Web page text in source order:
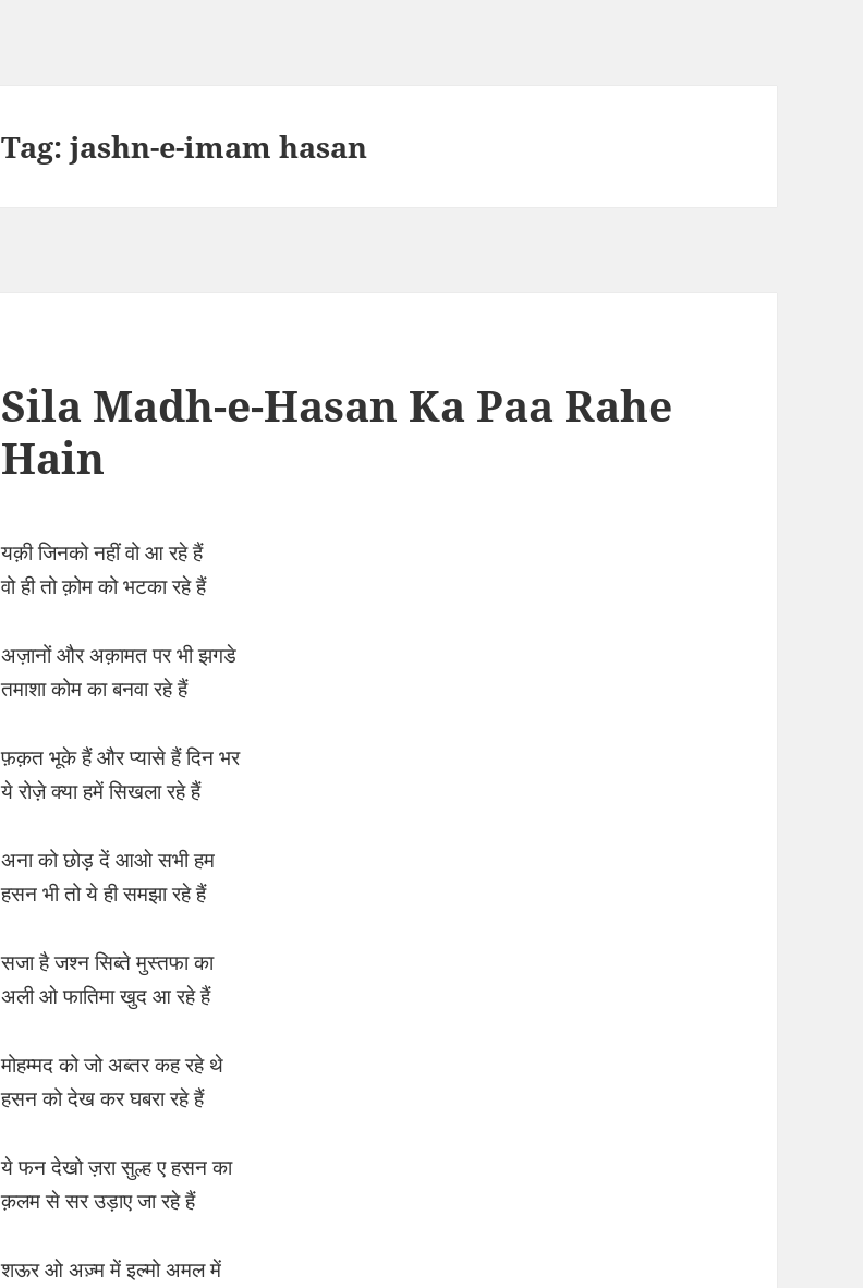
Tag:jashn-e-imam hasan
Sila Madh-e-Hasan Ka Paa Rahe
Hain
यक़ी जिनको नहीं वो आ रहे हैं
वो ही तो क़ोम को भटका रहे हैं
अज़ानों और अक़ामत पर भी झगडे
तमाशा कोम का बनवा रहे हैं
फ़क़त भूके हैं और प्यासे हैं दिन भर
ये रोज़े क्या हमें सिखला रहे हैं
अना को छोड़ दें आओ सभी हम
हसन भी तो ये ही समझा रहे हैं
सजा है जश्न सिब्ते मुस्तफा का
अली ओ फातिमा खुद आ रहे हैं
मोहम्मद को जो अब्तर कह रहे थे
हसन को देख कर घबरा रहे हैं
ये फन देखो ज़रा सुल्ह ए हसन का
क़लम से सर उड़ाए जा रहे हैं
शऊर ओ अज़्म में इल्मो अमल में